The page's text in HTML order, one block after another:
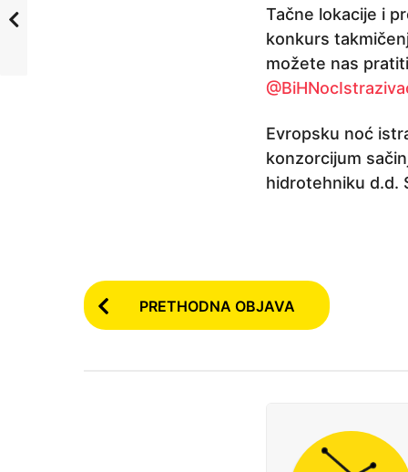
Tačne lokacije i
konkurs
možete nas
Evropsku noć
konzorcijum
hidrotehniku d.d.
P
o
PRETHODNA OBJAVA